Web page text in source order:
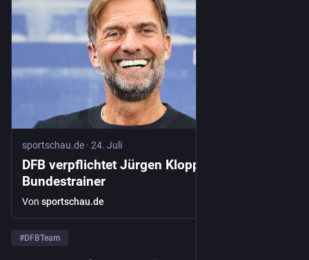
sportschau.de · 24. Juli
DFB verpflichtet Jürgen Klopp als neuen
Bundestrainer
Von sportschau.de
#DFBTeam